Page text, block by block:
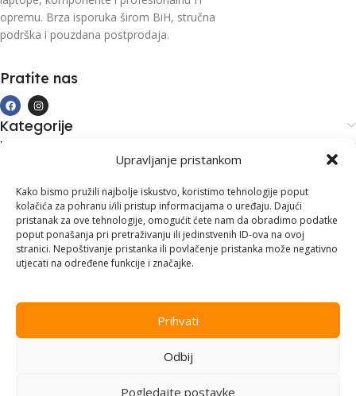
Upravljanje pristankom
Kako bismo pružili najbolje iskustvo, koristimo tehnologije poput
kolačića za pohranu i/ili pristup informacijama o uređaju. Dajući
pristanak za ove tehnologije, omogućit ćete nam da obradimo podatke
poput ponašanja pri pretraživanju ili jedinstvenih ID-ova na ovoj
stranici. Nepoštivanje pristanka ili povlačenje pristanka može negativno
utjecati na određene funkcije i značajke.
Prihvati
Odbij
Pogledajte postavke
opremu. Brza isporuka širom BiH, stručna
podrška i pouzdana postprodaja.
Pratite nas
Kategorije
Kupovina i podrška
Kontakt informacije
Branilaca Bosne, 75 300 Lukavac
+387 35 555 999
info@pconer.ba
Vision.